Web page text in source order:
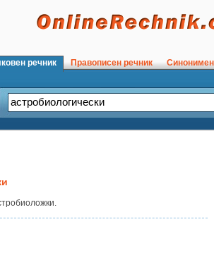
речник Правописен речник